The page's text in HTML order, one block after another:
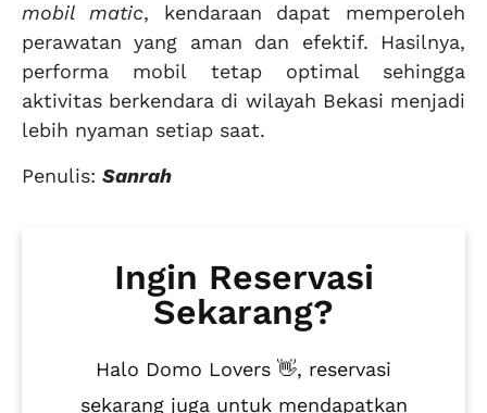
mobil matic, kendaraan dapat memperoleh
perawatan yang aman dan efektif. Hasilnya,
performa mobil tetap optimal sehingga
aktivitas berkendara di wilayah Bekasi menjadi
lebih nyaman setiap saat.
Penulis: Sanrah
Ingin Reservasi
Sekarang?
Halo Domo Lovers 👋, reservasi
sekarang juga untuk mendapatkan